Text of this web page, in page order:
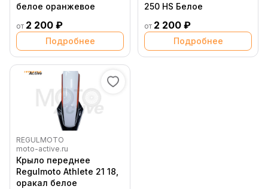
белое оранжевое
от 2 200 ₽
Подробнее
250 HS Белое
от 2 200 ₽
Подробнее
REGULMOTO
moto-active.ru
Крыло переднее
Regulmoto Athlete 21 18,
оракал белое